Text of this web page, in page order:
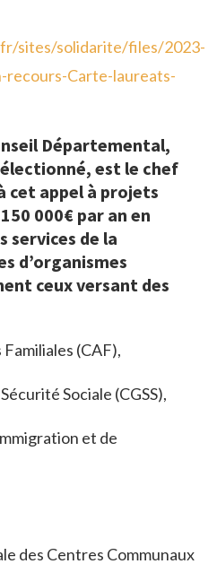
sites/solidarite/files/2023-
Carte-laureats-
Départemental,
est le chef
cet appel à projets
000€ par an en
services de la
d’organismes
ceux versant des
Familiales (CAF),
Sociale (CGSS),
et de
des Centres Communaux